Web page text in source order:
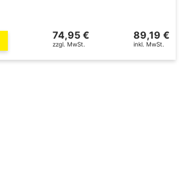
74,95 €
zzgl. MwSt.
89,19 €
inkl. MwSt.